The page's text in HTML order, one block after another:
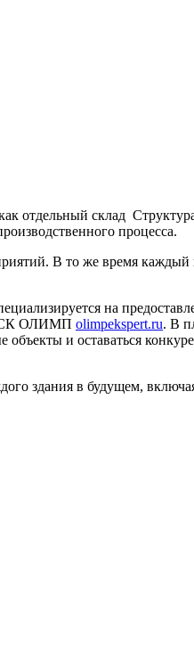
отдельный склад
процесса.
В то же время каждый
на
СК ОЛИМП olimpekspert.ru. В
и оставаться
здания в будущем,